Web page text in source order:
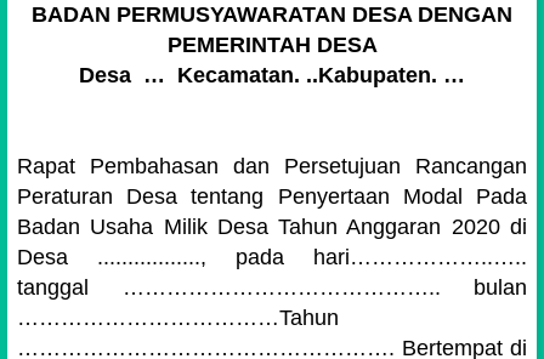
BADAN PERMUSYAWARATAN DESA DENGAN
PEMERINTAH DESA
Desa … Kecamatan. ..Kabupaten. …
Rapat Pembahasan dan Persetujuan Rancangan
Peraturan Desa tentang Penyertaan Modal Pada
Badan Usaha Milik Desa Tahun Anggaran 2020 di
Desa ................., pada hari………………..…..
tanggal …………………………………….. bulan
………………………………Tahun
……………………………………………. Bertempat di